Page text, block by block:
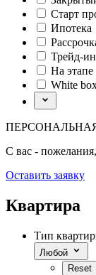
Старт
Ипотека
Трейд-ин
На этапе
White
С вас -
Оставить заявку
Квартира
Тип
Любой